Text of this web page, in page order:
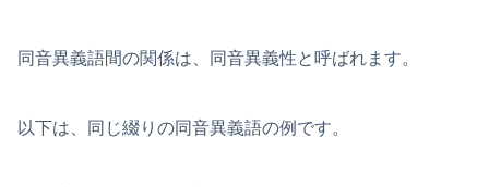
同音異義語間の関係は、同音異義性と呼ばれます。
以下は、同じ綴りの同音異義語の例です。